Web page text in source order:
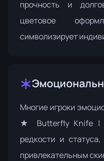
прочность и
цветовое
символизирует
Многие игроки
★ Butterfly Knife |
редкости и
привлекательным